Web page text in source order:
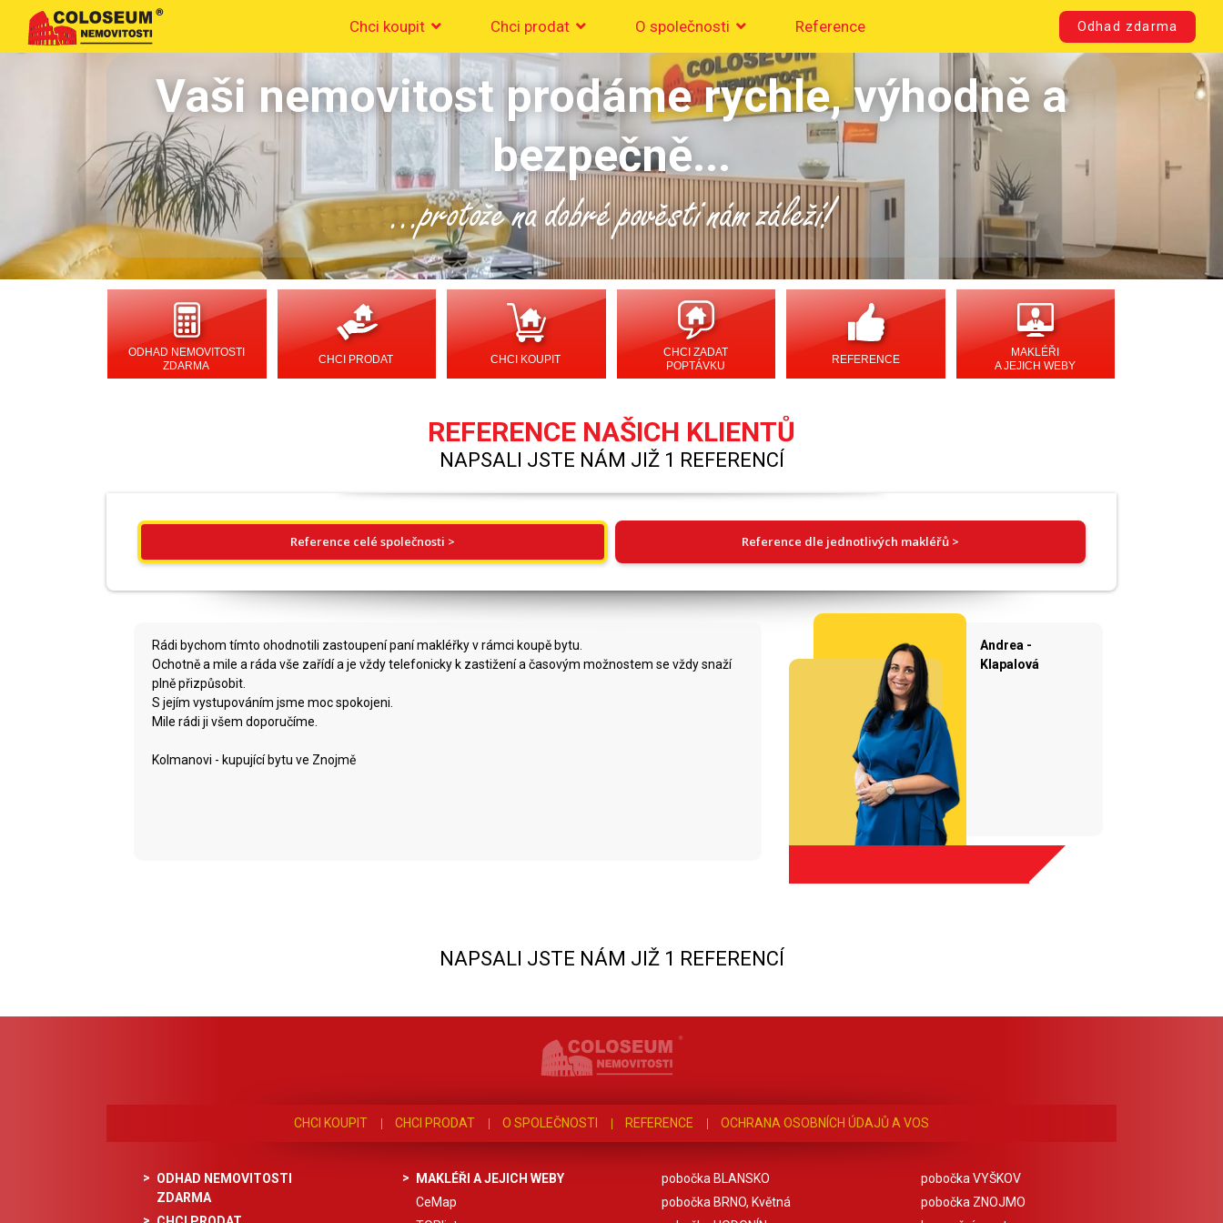
Chci koupit Chci prodat O společnosti Reference Odhad zdarma
Vaši nemovitost prodáme rychle, výhodně a
bezpečně...
...protože na dobré pověsti nám záleží!
ODHAD NEMOVITOSTI
ZDARMA
CHCI PRODAT CHCI KOUPIT
CHCI ZADAT
POPTÁVKU
REFERENCE
MAKLÉŘI
A JEJICH WEBY
REFERENCE NAŠICH KLIENTŮ
NAPSALI JSTE NÁM JIŽ 1 REFERENCÍ
Reference celé společnosti > Reference dle jednotlivých makléřů >
Rádi bychom tímto ohodnotili zastoupení paní makléřky v rámci koupě bytu.
Ochotně a mile a ráda vše zařídí a je vždy telefonicky k zastižení a časovým možnostem se vždy snaží
plně přizpůsobit.
S jejím vystupováním jsme moc spokojeni.
Mile rádi ji všem doporučíme.
Kolmanovi - kupující bytu ve Znojmě
Andrea -
Klapalová
NAPSALI JSTE NÁM JIŽ 1 REFERENCÍ
CHCI KOUPIT CHCI PRODAT O SPOLEČNOSTI REFERENCE OCHRANA OSOBNÍCH ÚDAJŮ A VOS
ODHAD NEMOVITOSTI
ZDARMA
MAKLÉŘI A JEJICH WEBY
CeMap
pobočka BLANSKO
pobočka BRNO, Květná
pobočka VYŠKOV
pobočka ZNOJMO